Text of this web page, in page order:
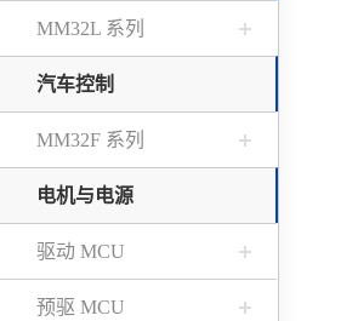
MM32L 系列
汽车控制
MM32F 系列
电机与电源
驱动 MCU
预驱 MCU